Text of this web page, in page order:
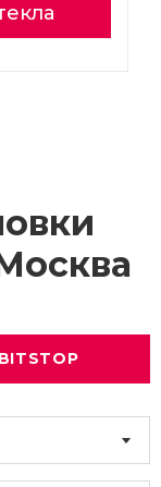
BITSTOP